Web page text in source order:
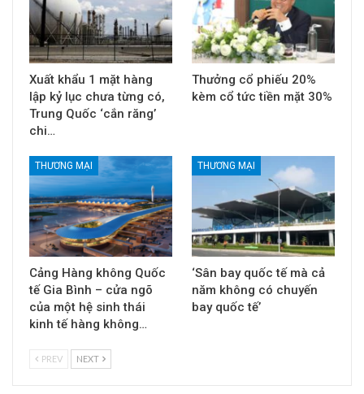
Xuất khẩu 1 mặt hàng
lập kỷ lục chưa từng có,
Trung Quốc ‘cắn răng’
chi…
Thưởng cổ phiếu 20%
kèm cổ tức tiền mặt 30%
THƯƠNG MẠI
Cảng Hàng không Quốc
tế Gia Bình – cửa ngõ
của một hệ sinh thái
kinh tế hàng không…
THƯƠNG MẠI
‘Sân bay quốc tế mà cả
năm không có chuyến
bay quốc tế’
PREV NEXT